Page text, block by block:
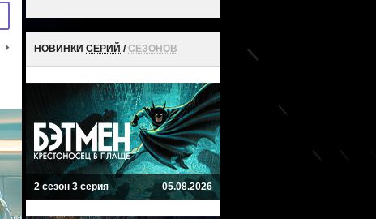
НОВИНКИ СЕРИЙ /СЕЗОНОВ
2 сезон 3 серия 05.08.2026